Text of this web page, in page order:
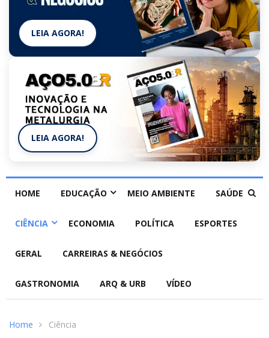
LEIA AGORA!
LEIA AGORA!
HOME EDUCAÇÃO MEIO AMBIENTE SAÚDE
CIÊNCIA ECONOMIA POLÍTICA ESPORTES
GERAL CARREIRAS & NEGÓCIOS
GASTRONOMIA ARQ & URB VÍDEO
Home Ciência